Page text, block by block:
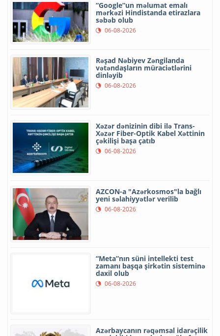
“Google”un məlumat emalı
mərkəzi Hindistanda etirazlara
səbəb olub
06-08-2026
Rəşad Nəbiyev Zəngilanda
vətəndaşların müraciətlərini
dinləyib
06-08-2026
Xəzər dənizinin dibi ilə Trans-
Xəzər Fiber-Optik Kabel Xəttinin
çəkilişi başa çatıb
06-08-2026
AZCON-a "Azərkosmos"la bağlı
yeni səlahiyyətlər verilib
06-08-2026
“Meta”nın süni intellekti test
zamanı başqa şirkətin sisteminə
daxil olub
06-08-2026
Azərbaycanın rəqəmsal idarəçilik